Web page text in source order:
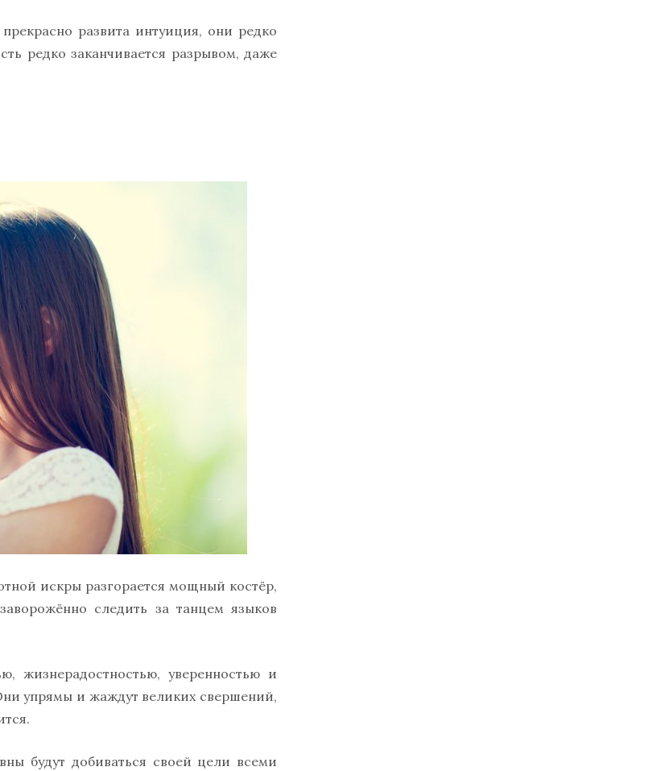
развита интуиция, они редко
редко заканчивается разрывом, даже
искры разгорается мощный костёр,
следить за танцем языков
жизнерадостностью, уверенностью и
упрямы и жаждут великих свершений,
будут добиваться своей цели всеми